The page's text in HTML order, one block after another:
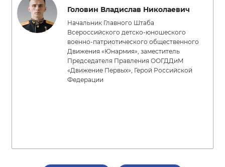
Головин Владислав Николаевич
Начальник Главного Штаба
Всероссийского детско-юношеского
военно-патриотического общественного
Движения «Юнармия», заместитель
Председателя Правления ООГДДиМ
«Движение Первых», Герой Российской
Федерации